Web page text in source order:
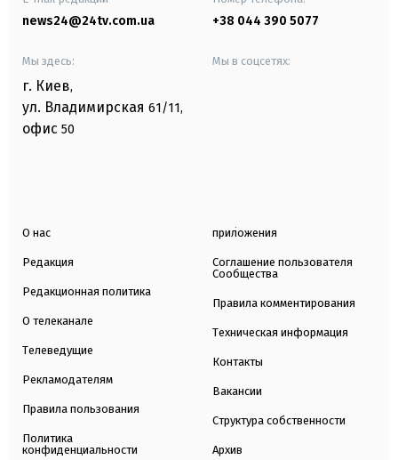
news24@24tv.com.ua +38 044 390 5077
Мы здесь:
г. Киев,
ул. Владимирская 61/11,
офис 50
Мы в соцсетях:
О нас
Редакция
Редакционная политика
О телеканале
Телеведущие
Рекламодателям
Правила пользования
Политика
конфиденциальности
приложения
Соглашение пользователя
Сообщества
Правила комментирования
Техническая информация
Контакты
Вакансии
Структура собственности
Архив